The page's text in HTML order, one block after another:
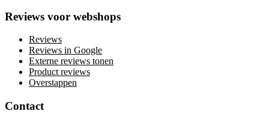
Reviews voor webshops
Reviews
Reviews in Google
Externe reviews tonen
Product reviews
Overstappen
Contact